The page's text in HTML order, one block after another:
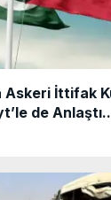
Askeri İttifak
de Anlaştı..